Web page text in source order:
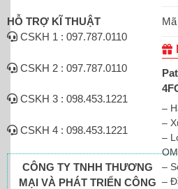
–
–
–
–
–
HỖ TRỢ KĨ THUẬT
CSKH 1 : 097.787.0110
CSKH 2 : 097.787.0110
CSKH 3 : 098.453.1221
CSKH 4 : 098.453.1221
CÔNG TY TNHH THƯƠNG
MẠI VÀ PHÁT TRIỂN CÔNG